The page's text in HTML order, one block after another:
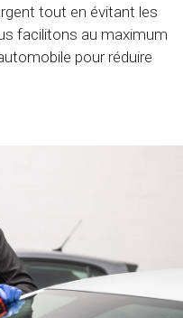
tout en évitant les
facilitons au maximum
pour réduire